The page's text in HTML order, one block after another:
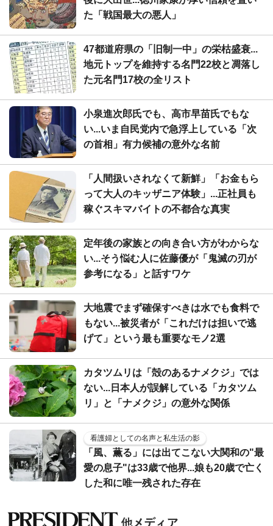
た「戦国最大の悪人」
47都道府県の「旧制一中」の栄枯盛衰...
地元トップを維持する名門22校と凋落し
た元名門17校の全リスト
小泉進次郎氏でも、高市早苗氏でもな
い...いま自民党内で急浮上している「次
の首相」有力候補の意外な名前
「人間扱いされなくて新鮮」「お金もら
って大人のキッザニア体験」...正社員も
稼ぐスキマバイトの不都合な真実
定年後の家族との向き合い方がわからな
い...そう悩む人に佐藤優が「鬼滅の刃が
参考になる」と話すワケ
大地震でまず確保すべきは水でも食料で
もない...被災者が「これだけは担いで逃
げて」という最も重要なモノ2選
カタツムリは「殻のあるナメクジ」では
ない...日本人が誤解している「カタツム
リ」と「ナメクジ」の意外な関係
看護婦としての名声と私生活の影
「風、薫る」には出てこない大関和の"最
愛の息子"は33歳で他界...娘も20歳で亡く
した和に唯一残された存在